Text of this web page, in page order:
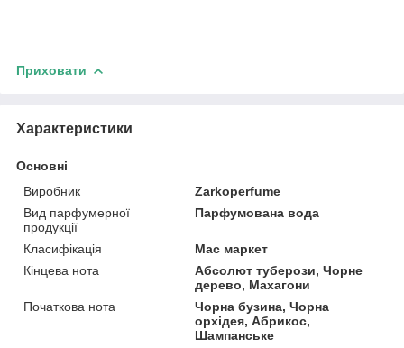
Приховати
Характеристики
Основні
Виробник
Zarkoperfume
Вид парфумерної
продукції
Парфумована вода
Класифікація
Мас маркет
Кінцева нота
Абсолют туберози, Чорне
дерево, Махагони
Початкова нота
Чорна бузина, Чорна
орхідея, Абрикос,
Шампанське